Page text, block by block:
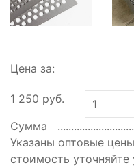
Цена за:
1 250 руб.
Сумма
Указаны оптовые
стоимость